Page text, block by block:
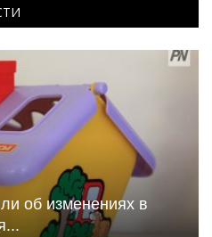
об изменениях в